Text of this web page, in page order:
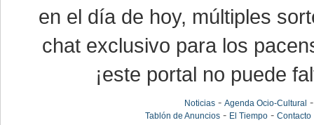
en el día de hoy, múltiples
chat exclusivo para los
¡este portal no puede
Noticias -Agenda Ocio-Cultural
Tablón de Anuncios - El Tiempo -Contacto